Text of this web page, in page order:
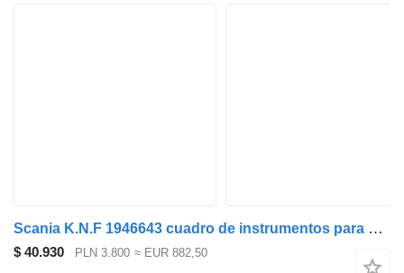
Scania K.N.F 1946643 cuadro de instrumentos para Scania Autobusy K,N,F cabeza tractora
$ 40.930 PLN 3.800 ≈ EUR 882,50